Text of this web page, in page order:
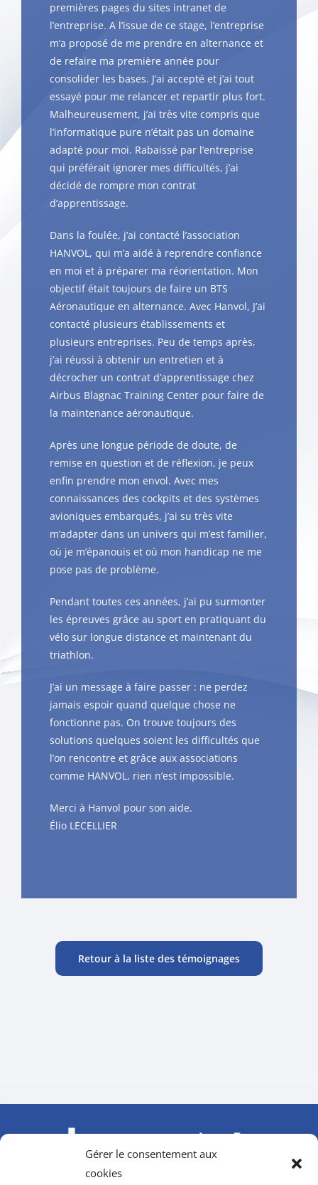
Gérer le consentement aux
cookies
premières pages du sites intranet de
l’entreprise. A l’issue de ce stage, l’entreprise
m’a proposé de me prendre en alternance et
de refaire ma première année pour
consolider les bases. J’ai accepté et j’ai tout
essayé pour me relancer et repartir plus fort.
Malheureusement, j’ai très vite compris que
l’informatique pure n’était pas un domaine
adapté pour moi. Rabaissé par l’entreprise
qui préférait ignorer mes difficultés, j’ai
décidé de rompre mon contrat
d’apprentissage.
Dans la foulée, j’ai contacté l’association
HANVOL, qui m’a aidé à reprendre confiance
en moi et à préparer ma réorientation. Mon
objectif était toujours de faire un BTS
Aéronautique en alternance. Avec Hanvol, J’ai
contacté plusieurs établissements et
plusieurs entreprises. Peu de temps après,
j’ai réussi à obtenir un entretien et à
décrocher un contrat d’apprentissage chez
Airbus Blagnac Training Center pour faire de
la maintenance aéronautique.
Après une longue période de doute, de
remise en question et de réflexion, je peux
enfin prendre mon envol. Avec mes
connaissances des cockpits et des systèmes
avioniques embarqués, j’ai su très vite
m’adapter dans un univers qui m’est familier,
où je m’épanouis et où mon handicap ne me
pose pas de problème.
Pendant toutes ces années, j’ai pu surmonter
les épreuves grâce au sport en pratiquant du
vélo sur longue distance et maintenant du
triathlon.
J’ai un message à faire passer : ne perdez
jamais espoir quand quelque chose ne
fonctionne pas. On trouve toujours des
solutions quelques soient les difficultés que
l’on rencontre et grâce aux associations
comme HANVOL, rien n’est impossible.
Merci à Hanvol pour son aide.
Élio LECELLIER
Retour à la liste des témoignages